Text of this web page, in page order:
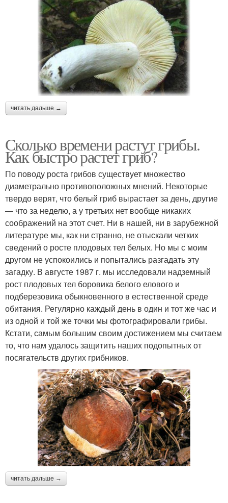
читать дальше →
Сколько времени растут грибы.
Как быстро растет гриб?
По поводу роста грибов существует множество
диаметрально про­тивоположных мнений. Некоторые
твердо верят, что белый гриб вырастает за день, другие
— что за неделю, а у третьих нет вообще никаких
соображений на этот счет. Ни в нашей, ни в зарубежной
ли­тературе мы, как ни странно, не отыскали четких
сведений о росте плодовых тел белых. Но мы с моим
другом не успокоились и попытались разгадать эту
загадку. В августе 1987 г. мы исследовали надземный
рост плодовых тел боровика белого елового и
подберезовика обыкновенного в естественной среде
обитания. Ре­гулярно каждый день в один и тот же час и
из одной и той же точки мы фотографировали грибы.
Кстати, самым большим своим достиже­нием мы считаем
то, что нам удалось защитить наших подопытных от
посягательств других грибников.
читать дальше →